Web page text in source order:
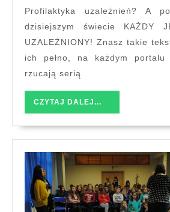
Profilaktyka uzależnień? A po co? Przecież w
dzisiejszym świecie KAŻDY
UZALEŻNIONY! Znasz takie
ich pełno, na każdym
rzucają serią
CZYTAJ DALEJ...
DALEJ...